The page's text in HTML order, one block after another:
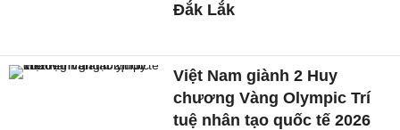
Đắk Lắk
Việt Nam giành 2 Huy
chương Vàng Olympic Trí
tuệ nhân tạo quốc tế 2026